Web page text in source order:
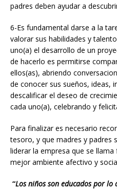
padres deben ayudar a
6-Es fundamental darse a la
valorar sus habilidades y
uno(a) el desarrollo de un
de hacerlo es permitirse
ellos(as), abriendo
de conocer sus sueños, ideas,
descalificar el deseo de
cada uno(a), celebrando y
Para finalizar es necesario
tesoro, y que madres y padres
liderar la empresa que se
mejor ambiente afectivo y
“Los niños son educados por